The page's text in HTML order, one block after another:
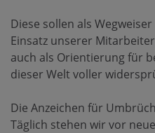
Diese sollen als
Einsatz unserer
auch als Orientierung für
dieser Welt voller
Die Anzeichen für
Täglich stehen wir vor